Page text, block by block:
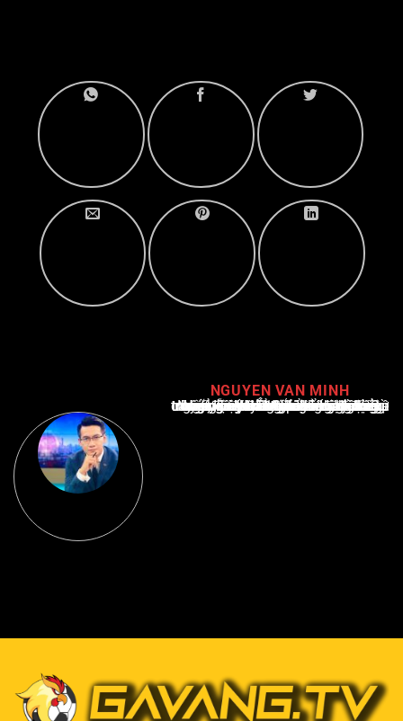
NGUYEN VAN MINH
Nguyễn Văn Minh là một trong những chuyên gia hàng đầu về báo cáo tin tức thể thao tại Việt Nam, với hơn 10 năm hoạt động trong ngành. Ông có kiến thức sâu rộng và kinh nghiệm đáng kể trong việc phân tích và báo cáo về các sự kiện thể thao hàng đầu. Sự hiểu biết sâu sắc của ông về ngành này đã giúp ông xây dựng uy tín và danh tiếng trong cộng đồng báo chí thể thao.